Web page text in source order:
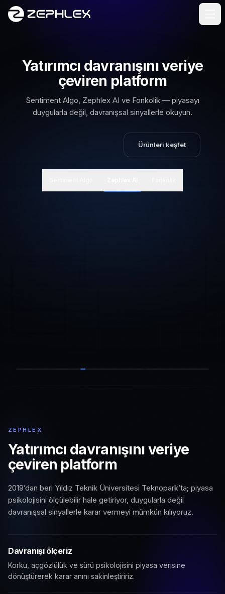
İçeriğe geç
Yatırımcı davranışını veriye
çeviren platform
Sentiment Algo, Zephlex AI ve Fonkolik — piyasayı
duygularla değil, davranışsal sinyallerle okuyun.
(yeni sekmede açılır)Ürünleri keşfet
ZEPHLEX
Yatırımcı davranışını veriye
çeviren platform
2019’dan beri Yıldız Teknik Üniversitesi Teknopark’ta; piyasa
psikolojisini ölçülebilir hale getiriyor, duygularla değil
davranışsal sinyallerle karar vermeyi mümkün kılıyoruz.
Davranışı ölçeriz
Korku, açgözlülük ve sürü psikolojisini piyasa verisine
dönüştürerek karar anını sakinleştiririz.